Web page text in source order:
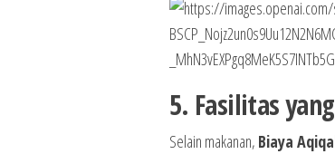
5. Fasilitas
Selain makanan, Biaya